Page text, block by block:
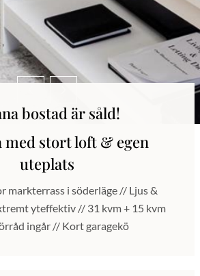
bostad är såld!
med stort loft & egen
uteplats
markterrass i söderläge // Ljus &
yteffektiv // 31 kvm + 15 kvm
ingår // Kort garagekö